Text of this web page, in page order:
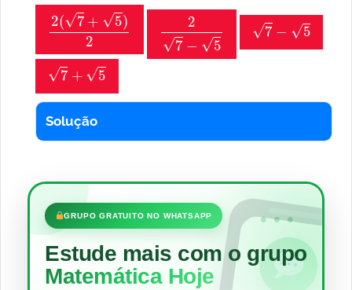
2(7+5) 2 5 −5
+5
Solução
•••
GRUPO GRATUITO NO WHATSAPP
Estude mais com o grupo
Matemática Hoje